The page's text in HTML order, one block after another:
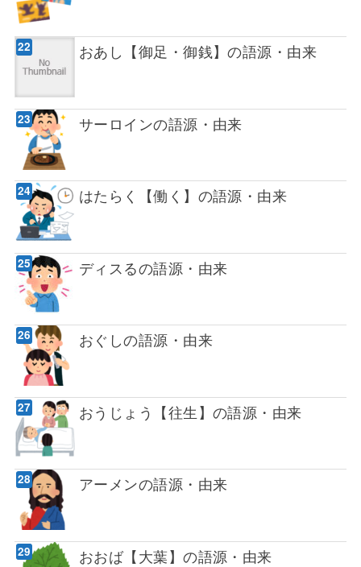
おあし【御足・御銭】の語源・由来
サーロインの語源・由来
はたらく【働く】の語源・由来
ディスるの語源・由来
おぐしの語源・由来
おうじょう【往生】の語源・由来
アーメンの語源・由来
おおば【大葉】の語源・由来